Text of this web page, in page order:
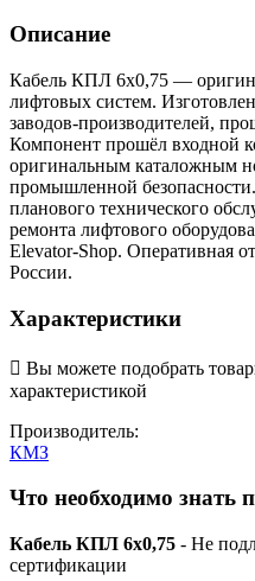
Описание
Кабель КПЛ 6х0,75 —
лифтовых систем.
заводов-производителей,
Компонент прошёл входной
оригинальным каталожным
промышленной
планового технического
ремонта лифтового
Elevator-Shop. Оперативная
России.
Характеристики
 Вы можете подобрать
характеристикой
Производитель:
КМЗ
Что необходимо знать
Кабель КПЛ 6х0,75 - Не
сертификации